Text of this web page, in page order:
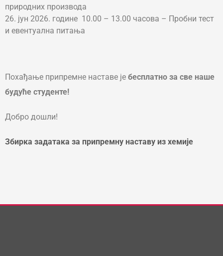
природних производа
јун 2026. године 10.00 – 13.00 часова – Пробни тест
и евентуална питања
Похађање припремне наставе је бесплатно за све наше
будуће студенте!
Добро дошли!
Збирка задатака за припремну наставу из хемије